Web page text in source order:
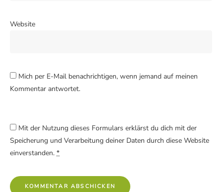
Website
Mich per E-Mail benachrichtigen, wenn jemand auf meinen
Kommentar antwortet.
Mit der Nutzung dieses Formulars erklärst du dich mit der
Speicherung und Verarbeitung deiner Daten durch diese Website
einverstanden. *